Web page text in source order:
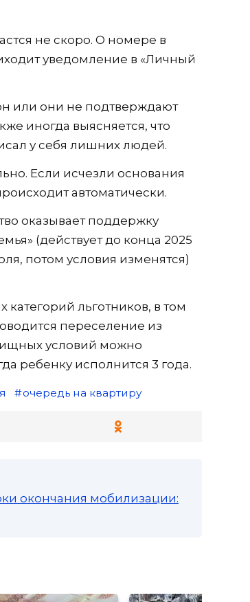
не скоро. О номере в
уведомление в «Личный
или они не подтверждают
иногда выясняется, что
у себя лишних людей.
Если исчезли основания
автоматически.
оказывает поддержку
(действует до конца 2025
потом условия изменятся)
льготников, в том
переселение из
условий можно
ребенку исполнится 3 года.
очередь на квартиру
окончания мобилизации: